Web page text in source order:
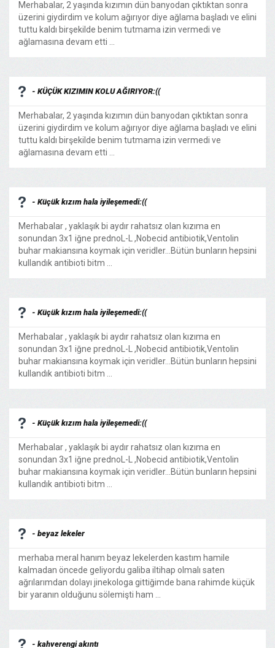
Merhabalar, 2 yaşında kızımın dün banyodan çıktıktan sonra
üzerini giydirdim ve kolum ağırıyor diye ağlama başladı ve elini
tuttu kaldı birşekilde benim tutmama izin vermedi ve
ağlamasına devam etti ...
- KÜÇÜK KIZIMIN KOLU AĞIRIYOR:((
Merhabalar, 2 yaşında kızımın dün banyodan çıktıktan sonra
üzerini giydirdim ve kolum ağırıyor diye ağlama başladı ve elini
tuttu kaldı birşekilde benim tutmama izin vermedi ve
ağlamasına devam etti ...
- Küçük kızım hala iyileşemedi:((
Merhabalar , yaklaşık bi aydır rahatsız olan kızıma en
sonundan 3x1 iğne prednoL-L ,Nobecid antibiotik,Ventolin
buhar makiansına koymak için veridler...Bütün bunların hepsini
kullandık antibioti bitm ...
- Küçük kızım hala iyileşemedi:((
Merhabalar , yaklaşık bi aydır rahatsız olan kızıma en
sonundan 3x1 iğne prednoL-L ,Nobecid antibiotik,Ventolin
buhar makiansına koymak için veridler...Bütün bunların hepsini
kullandık antibioti bitm ...
- Küçük kızım hala iyileşemedi:((
Merhabalar , yaklaşık bi aydır rahatsız olan kızıma en
sonundan 3x1 iğne prednoL-L ,Nobecid antibiotik,Ventolin
buhar makiansına koymak için veridler...Bütün bunların hepsini
kullandık antibioti bitm ...
- beyaz lekeler
merhaba meral hanım beyaz lekelerden kastım hamile
kalmadan öncede geliyordu galiba iltihap olmalı saten
ağrılarımdan dolayı jinekologa gittiğimde bana rahimde küçük
bir yaranın olduğunu sölemişti ham ...
- kahverengi akıntı